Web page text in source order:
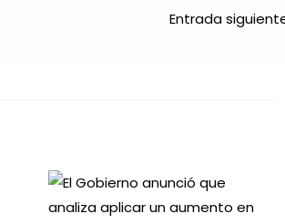
Entrada